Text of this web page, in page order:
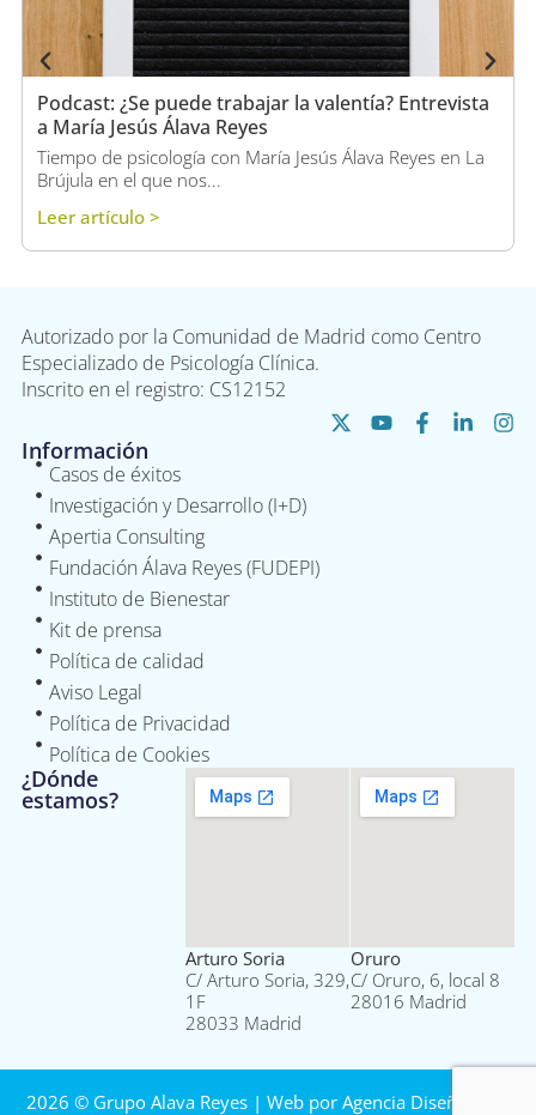
Podcast: ¿Se puede trabajar la valentía? Entrevista
a María Jesús Álava Reyes
Tiempo de psicología con María Jesús Álava Reyes en La
Brújula en el que nos...
Leer artículo >
Autorizado por la Comunidad de Madrid como Centro
Especializado de Psicología Clínica.
Inscrito en el registro: CS12152
Información
Casos de éxitos
Investigación y Desarrollo (I+D)
Apertia Consulting
Fundación Álava Reyes (FUDEPI)
Instituto de Bienestar
Kit de prensa
Política de calidad
Aviso Legal
Política de Privacidad
Política de Cookies
¿Dónde
estamos?
Arturo Soria
C/ Arturo Soria, 329,
1F
28033 Madrid
Oruro
C/ Oruro, 6, local 8
28016 Madrid
2026 © Grupo Alava Reyes | Web por Agencia Diseño Web